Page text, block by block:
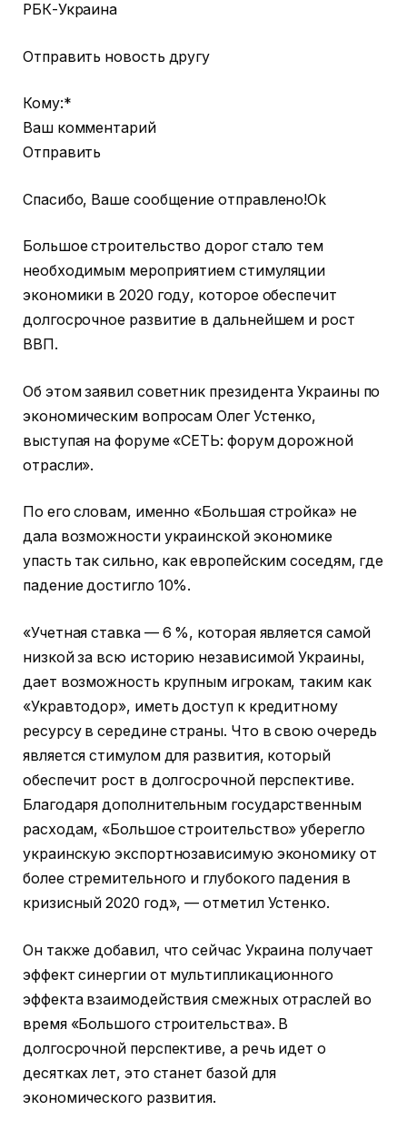
РБК-Украина
Отправить новость другу
Кому:*
Ваш комментарий
Отправить
Спасибо, Ваше сообщение отправлено!Ok
Большое строительство дорог стало тем
необходимым мероприятием стимуляции
экономики в 2020 году, которое обеспечит
долгосрочное развитие в дальнейшем и рост
ВВП.
Об этом заявил советник президента Украины по
экономическим вопросам Олег Устенко,
выступая на форуме «СЕТЬ: форум дорожной
отрасли».
По его словам, именно «Большая стройка» не
дала возможности украинской экономике
упасть так сильно, как европейским соседям, где
падение достигло 10%.
«Учетная ставка — 6 %, которая является самой
низкой за всю историю независимой Украины,
дает возможность крупным игрокам, таким как
«Укравтодор», иметь доступ к кредитному
ресурсу в середине страны. Что в свою очередь
является стимулом для развития, который
обеспечит рост в долгосрочной перспективе.
Благодаря дополнительным государственным
расходам, «Большое строительство» уберегло
украинскую экспортнозависимую экономику от
более стремительного и глубокого падения в
кризисный 2020 год», — отметил Устенко.
Он также добавил, что сейчас Украина получает
эффект синергии от мультипликационного
эффекта взаимодействия смежных отраслей во
время «Большого строительства». В
долгосрочной перспективе, а речь идет о
десятках лет, это станет базой для
экономического развития.